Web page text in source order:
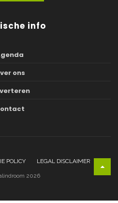
info
ons
POLICY LEGAL DISCLAIMER
2026